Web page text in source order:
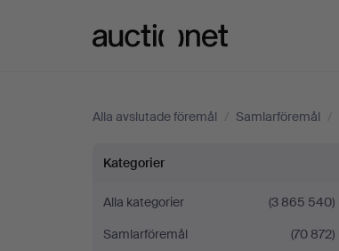
Alla avslutade föremål / Samlarföremål /
Fiskeutrustning
Kategorier
Alla kategorier
(3 865 540)
Samlarföremål
(70 872)